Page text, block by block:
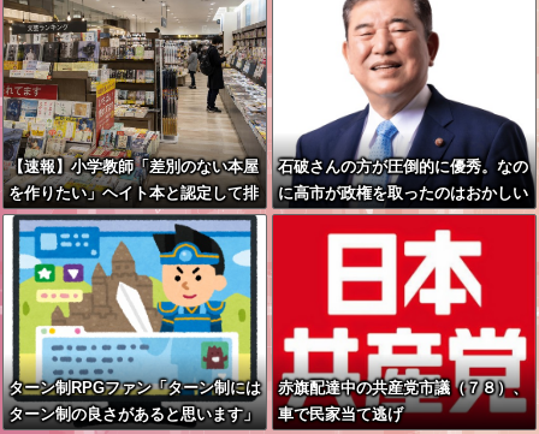
【速報】小学教師「差別のない本屋
を作りたい」ヘイト本と認定して排
除する差別はきれいな差別ｗｗｗ
石破さんの方が圧倒的に優秀。なの
に高市が政権を取ったのはおかしい
ターン制RPGファン「ターン制には
ターン制の良さがあると思います」
赤旗配達中の共産党市議（７８）、
車で民家当て逃げ